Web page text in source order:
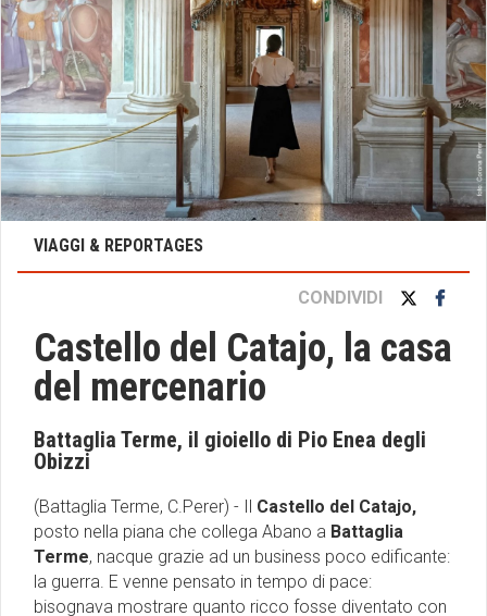
VIAGGI & REPORTAGES
CONDIVIDI
Castello del Catajo, la casa
del mercenario
Battaglia Terme, il gioiello di Pio Enea degli
Obizzi
(Battaglia Terme, C.Perer) - Il Castello del Catajo,
posto nella piana che collega Abano a Battaglia
Terme, nacque grazie ad un business poco edificante:
la guerra. E venne pensato in tempo di pace:
bisognava mostrare quanto ricco fosse diventato con